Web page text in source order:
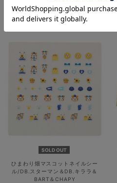
SOLD OUT
ひまわり畑マスコットネイルシー
ル/DB.スターマン＆DB.キララ＆
BART＆CHAPY